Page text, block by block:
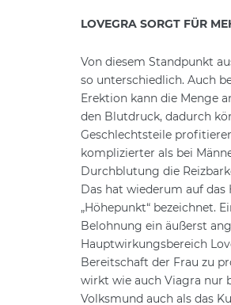
LOVEGRA SORGT FÜR
Von diesem Standpunkt
so unterschiedlich. Auch
Erektion kann die Menge
den Blutdruck, dadurch
Geschlechtsteile
komplizierter als bei
Durchblutung die
Das hat wiederum auf
„Höhepunkt“ bezeichnet.
Belohnung ein äußerst
Hauptwirkungsbereich
Bereitschaft der Frau zu
wirkt wie auch Viagra nur
Volksmund auch als das